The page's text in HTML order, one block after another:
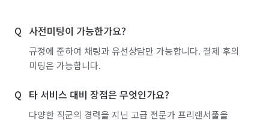
사전미팅이 가능한가요?
규정에 준하여 채팅과 유선상담만 가능합니다. 결제 후의
미팅은 가능합니다.
타 서비스 대비 장점은 무엇인가요?
다양한 직군의 경력을 지닌 고급 전문가 프리랜서풀을